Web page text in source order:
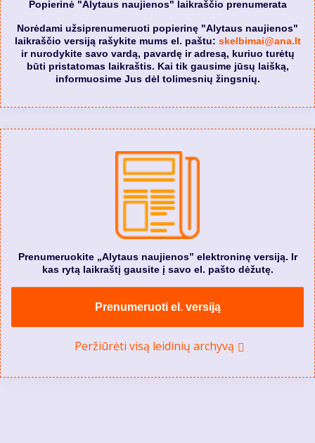
Popierinė "Alytaus naujienos" laikraščio prenumerata
Norėdami užsiprenumeruoti popierinę "Alytaus naujienos"
laikraščio versiją rašykite mums el. paštu: skelbimai@ana.lt
ir nurodykite savo vardą, pavardę ir adresą, kuriuo turėtų
būti pristatomas laikraštis. Kai tik gausime jūsų laišką,
informuosime Jus dėl tolimesnių žingsnių.
Prenumeruokite „Alytaus naujienos” elektroninę versiją. Ir
kas rytą laikraštį gausite į savo el. pašto dėžutę.
Prenumeruoti el. versiją
Peržiūrėti visą leidinių archyvą